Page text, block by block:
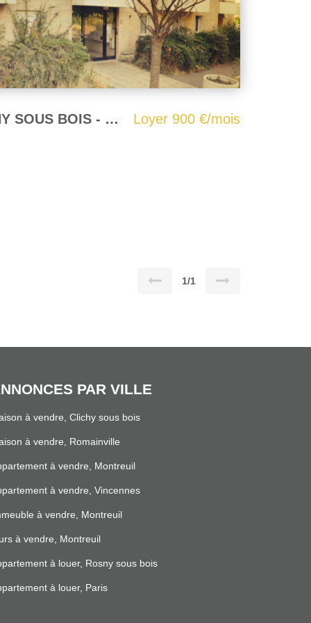
APPARTEMENT ROSNY SOUS BOIS - 2 pièce(s) - 56 m2 Loyer 900 €/mois
1/1
PAR VILLE
à vendre, Clichy sous bois
à vendre, Romainville
à vendre, Montreuil
à vendre, Vincennes
à vendre, Montreuil
à vendre, Montreuil
à louer, Rosny sous bois
à louer, Paris